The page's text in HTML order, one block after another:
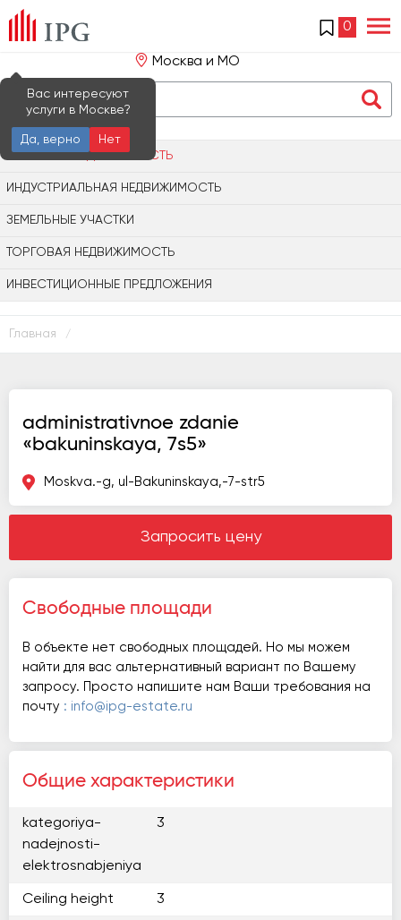
0
Москва и МО
Вас интересуют
услуги в Москве?
Да, верно
Нет
ОФИСНАЯ НЕДВИЖИМОСТЬ
ИНДУСТРИАЛЬНАЯ НЕДВИЖИМОСТЬ
ЗЕМЕЛЬНЫЕ УЧАСТКИ
ТОРГОВАЯ НЕДВИЖИМОСТЬ
ИНВЕСТИЦИОННЫЕ ПРЕДЛОЖЕНИЯ
Главная /
administrativnoe zdanie
«bakuninskaya, 7s5»
Moskva.-g, ul-Bakuninskaya,-7-str5
Запросить цену
Свободные площади
В объекте нет свободных площадей. Но мы можем
найти для вас альтернативный вариант по Вашему
запросу. Просто напишите нам Ваши требования на
почту : info@ipg-estate.ru
Общие характеристики
kategoriya-
nadejnosti-
elektrosnabjeniya
3
Ceiling height 3